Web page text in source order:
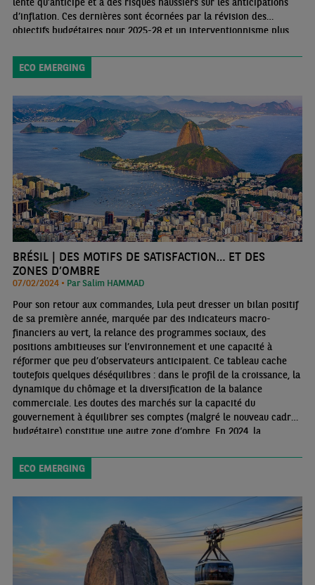
d’inflation. Ces dernières sont écornées par la révision des
objectifs budgétaires pour 2025-28 et un interventionnisme plus
ECO EMERGING
BRÉSIL | DES MOTIFS DE SATISFACTION… ET DES
ZONES D’OMBRE
07/02/2024 • Par Salim HAMMAD
Pour son retour aux commandes, Lula peut dresser un bilan positif
de sa première année, marquée par des indicateurs macro-
financiers au vert, la relance des programmes sociaux, des
positions ambitieuses sur l’environnement et une capacité à
réformer que peu d’observateurs anticipaient. Ce tableau cache
toutefois quelques déséquilibres : dans le profil de la croissance, la
dynamique du chômage et la diversification de la balance
commerciale. Les doutes des marchés sur la capacité du
gouvernement à équilibrer ses comptes (malgré le nouveau cadre
budgétaire) constitue une autre zone d’ombre. En 2024, la
ECO EMERGING